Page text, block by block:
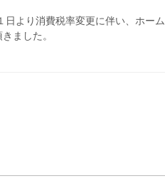
日より消費税率変更に伴い、ホー
ました。